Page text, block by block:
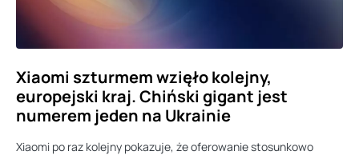
Xiaomi szturmem wzięło kolejny,
europejski kraj. Chiński gigant jest
numerem jeden na Ukrainie
Xiaomi po raz kolejny pokazuje, że oferowanie stosunkowo